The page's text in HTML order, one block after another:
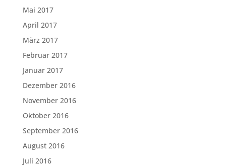
Mai 2017
April 2017
März 2017
Februar 2017
Januar 2017
Dezember 2016
November 2016
Oktober 2016
September 2016
August 2016
Juli 2016